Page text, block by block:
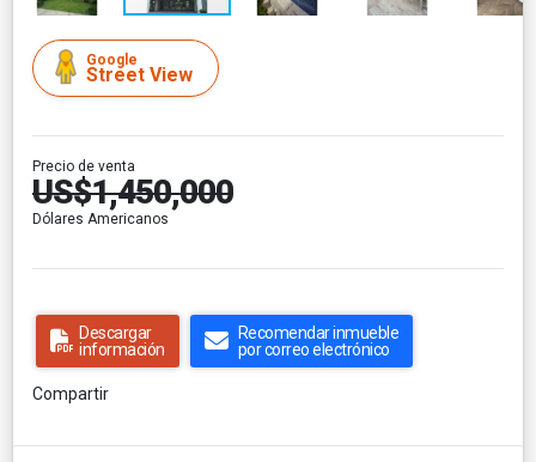
Google
Street View
Precio de venta
US$1,450,000
Dólares Americanos
Descargar
información
Recomendar inmueble
por correo electrónico
Compartir